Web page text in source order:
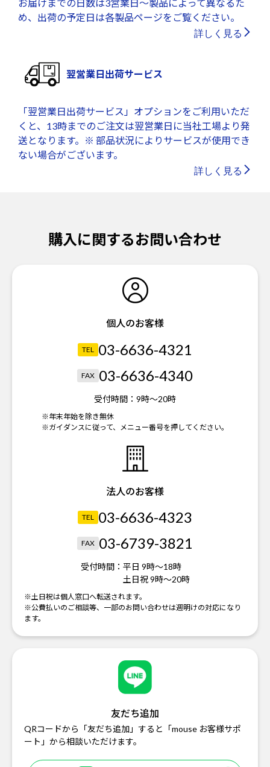
お届けまでの日数は3営業日～製品によって異なるた
め、出荷の予定日は各製品ページをご覧ください。
詳しく見る
翌営業日出荷サービス
「翌営業日出荷サービス」オプションをご利用いただ
くと、13時までのご注文は翌営業日に当社工場より発
送となります。※ 部品状況によりサービスが使用でき
ない場合がございます。
詳しく見る
購入に関するお問い合わせ
個人のお客様
TEL 03-6636-4321
FAX 03-6636-4340
受付時間： 9時～20時
※年末年始を除き無休
※ガイダンスに従って、メニュー番号を押してください。
法人のお客様
TEL 03-6636-4323
FAX 03-6739-3821
受付時間： 平日 9時～18時
土日祝 9時～20時
※土日祝は個人窓口へ転送されます。
※公費払いのご相談等、一部のお問い合わせは週明けの対応になり
ます。
友だち追加
QRコードから「友だち追加」すると「mouse お客様サポ
ート」から相談いただけます。